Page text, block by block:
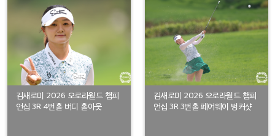
김새로미 2026 오로라월드 챔피
언십 3R 4번홀 버디 홀아웃
김새로미 2026 오로라월드 챔피
언십 3R 3번홀 페어웨이 벙커샷